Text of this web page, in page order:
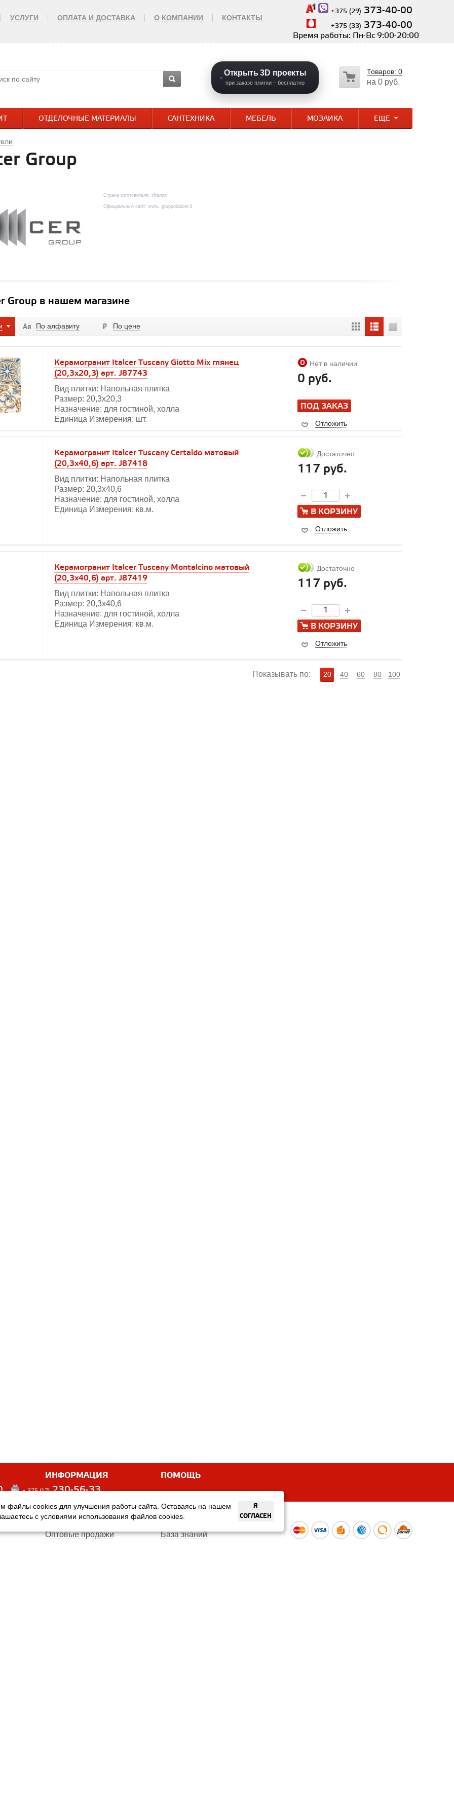
УСЛУГИ ОПЛАТА И ДОСТАВКА О КОМПАНИИ КОНТАКТЫ
+375 (29) 373-40-00
+375 (33) 373-40-00
Время работы: Пн-Вс 9:00-20:00
Открыть 3D проекты
при заказе плитки – бесплатно
Товаров: 0
на 0 руб.
ОТДЕЛОЧНЫЕ МАТЕРИАЛЫ САНТЕХНИКА МЕБЕЛЬ МОЗАИКА ЕЩЕ
Group
Страна изготовителя: Италия
Официальный сайт: www. gruppoitalcer.it
Group в нашем магазине
По алфавиту По цене
Керамогранит Italcer Tuscany Giotto Mix глянец
(20,3x20,3) арт. J87743
Вид плитки: Напольная плитка
Размер: 20,3х20,3
Назначение: для гостиной, холла
Единица Измерения: шт.
Нет в наличии
0 руб.
ПОД ЗАКАЗ
Отложить
Керамогранит Italcer Tuscany Certaldo матовый
(20,3x40,6) арт. J87418
Вид плитки: Напольная плитка
Размер: 20,3х40,6
Назначение: для гостиной, холла
Единица Измерения: кв.м.
Достаточно
117 руб.
В КОРЗИНУ
Отложить
Керамогранит Italcer Tuscany Montalcino матовый
(20,3x40,6) арт. J87419
Вид плитки: Напольная плитка
Размер: 20,3х40,6
Назначение: для гостиной, холла
Единица Измерения: кв.м.
Достаточно
117 руб.
В КОРЗИНУ
Отложить
Показывать по: 20 40 60 80 100
ИНФОРМАЦИЯ ПОМОЩЬ
+ 375 (17) 230-56-33
Оплата
Оптовые продажи
Услуги
База знаний
файлы cookies для улучшения работы сайта. Оставаясь на нашем
с условиями использования файлов cookies.
Я
СОГЛАСЕН